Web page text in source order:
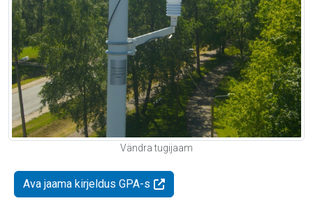
Vändra tugijaam
Ava jaama kirjeldus GPA-s